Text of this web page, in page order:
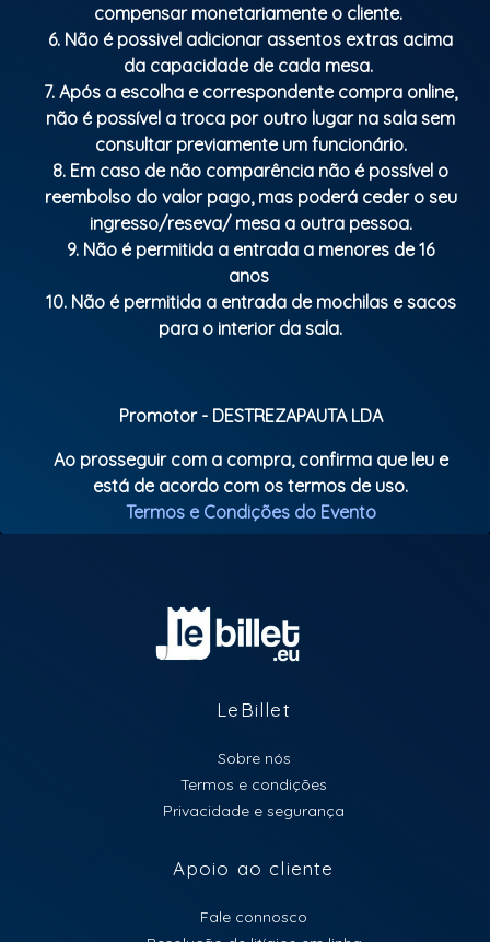
compensar monetariamente o cliente.
6. Não é possivel adicionar assentos extras acima
da capacidade de cada mesa.
7. Após a escolha e correspondente compra online,
não é possível a troca por outro lugar na sala sem
consultar previamente um funcionário.
8. Em caso de não comparência não é possível o
reembolso do valor pago, mas poderá ceder o seu
ingresso/reseva/ mesa a outra pessoa.
9. Não é permitida a entrada a menores de 16
anos
10. Não é permitida a entrada de mochilas e sacos
para o interior da sala.
Promotor - DESTREZAPAUTA LDA
Ao prosseguir com a compra, confirma que leu e
está de acordo com os termos de uso.
Termos e Condições do Evento
LeBillet
Sobre nós
Termos e condições
Privacidade e segurança
Apoio ao cliente
Fale connosco